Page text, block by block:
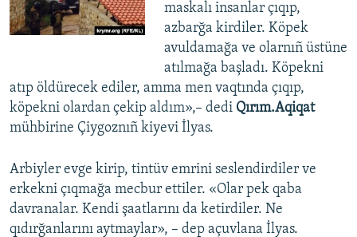
maskalı insanlar çıqıp,
azbarğa kirdiler. Köpek
avuldamağa ve olarnıñ üstüne
atılmağa başladı. Köpekni
atıp öldürecek ediler, amma men vaqtında çıqıp,
köpekni olardan çekip aldım»,– dedi Qırım.Aqiqat
mühbirine Çiygoznıñ kiyevi İlyas.
Arbiyler evge kirip, tintüv emrini seslendirdiler ve
erkekni çıqmağa mecbur ettiler. «Olar pek qaba
davranalar. Kendi şaatlarını da ketirdiler. Ne
qıdırğanlarını aytmaylar», – dep açuvlana İlyas.